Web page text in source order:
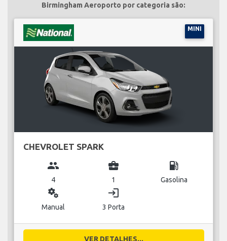
Birmingham Aeroporto por categoria são:
MINI
CHEVROLET SPARK
group
4
business_center
1
local_gas_station
Gasolina
miscellaneous_services
Manual
login
3 Porta
VER DETALHES...